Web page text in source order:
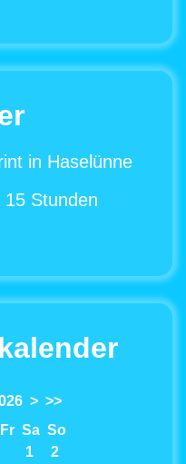
in Haselünne
Stunden
> >>
Fr Sa So
1
2